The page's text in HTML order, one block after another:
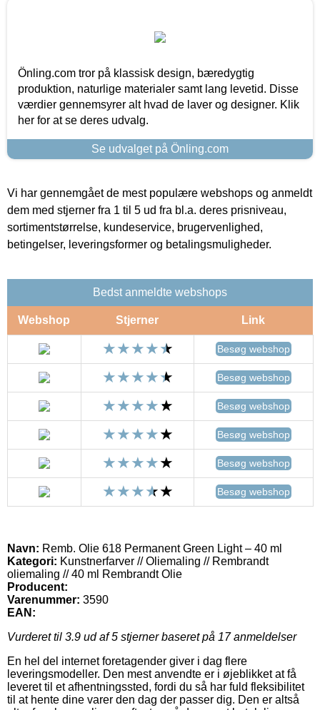
Önling.com tror på klassisk design, bæredygtig
produktion, naturlige materialer samt lang levetid. Disse
værdier gennemsyrer alt hvad de laver og designer. Klik
her for at se deres udvalg.
Se udvalget på Önling.com
Vi har gennemgået de mest populære webshops og anmeldt
dem med stjerner fra 1 til 5 ud fra bl.a. deres prisniveau,
sortimentstørrelse, kundeservice, brugervenlighed,
betingelser, leveringsformer og betalingsmuligheder.
Bedst anmeldte webshops
Webshop Stjerner Link
Besøg webshop
Besøg webshop
Besøg webshop
Besøg webshop
Besøg webshop
Besøg webshop
Navn: Remb. Olie 618 Permanent Green Light – 40 ml
Kategori: Kunstnerfarver // Oliemaling // Rembrandt
oliemaling // 40 ml Rembrandt Olie
Producent:
Varenummer: 3590
EAN:
Vurderet til 3.9 ud af 5 stjerner baseret på 17anmeldelser
En hel del internet foretagender giver i dag flere
leveringsmodeller. Den mest anvendte er i øjeblikket at få
leveret til et afhentningssted, fordi du så har fuld fleksibilitet
til at hente dine varer den dag der passer dig. Den er altså